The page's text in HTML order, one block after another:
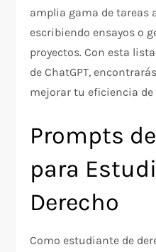
amplia gama de tareas
escribiendo ensayos o
proyectos. Con esta
de ChatGPT,
mejorar tu eficiencia de
Prompts
para
Derecho
Como estudiante de